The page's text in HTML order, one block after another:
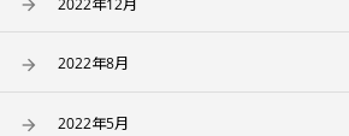
2022年8月
2022年5月